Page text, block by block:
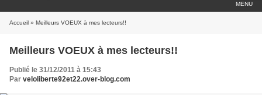
MENU
Accueil » Meilleurs VOEUX à mes lecteurs!!
Meilleurs VOEUX à mes lecteurs!!
Publié le 31/12/2011 à 15:43
Par veloliberte92et22.over-blog.com